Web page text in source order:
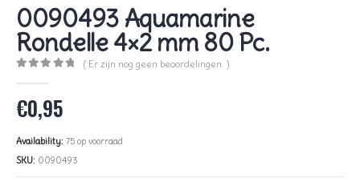
0090493 Aquamarine
Rondelle 4×2 mm 80 Pc.
( Er zijn nog geen beoordelingen. )
€0,95
Availability: 75 op voorraad
SKU: 0090493